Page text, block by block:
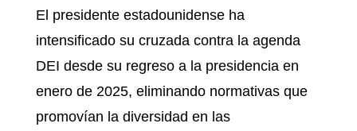
El presidente estadounidense ha
intensificado su cruzada contra la agenda
DEI desde su regreso a la presidencia en
enero de 2025, eliminando normativas que
promovían la diversidad en las